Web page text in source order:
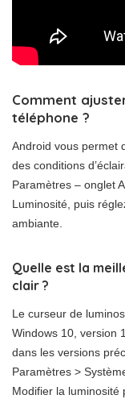
Comment
téléphone ?
Android vous permet
des conditions
Paramètres – onglet
Luminosité, puis
ambiante.
Quelle est la
clair ?
Le curseur de
Windows 10, version
dans les versions
Paramètres >
Modifier la luminosité